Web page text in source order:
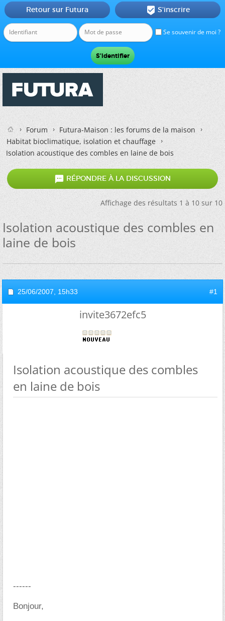
Se souvenir de moi ?
Retour sur Futura  S'inscrire
Forum
Futura-Maison : les forums de la maison
Habitat bioclimatique, isolation et chauffage
Isolation acoustique des combles en laine de bois
 RÉPONDRE À LA DISCUSSION
Affichage des résultats 1 à 10 sur 10
Isolation acoustique des combles en
laine de bois
25/06/2007, 15h33 #1
invite3672efc5
Isolation acoustique des combles
en laine de bois
------
Bonjour,